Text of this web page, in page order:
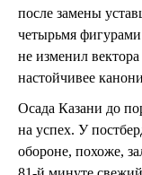
после замены
четырьмя
не изменил
настойчивее
Осада Казани до
на успех. У
обороне, похоже,